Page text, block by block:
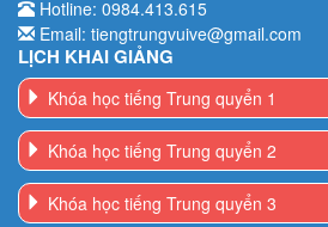
Khóa học tiếng Trung quyển 1
Khóa học tiếng Trung quyển 2
Khóa học tiếng Trung quyển 3
Khóa học tiếng Trung luyện thi HSK5